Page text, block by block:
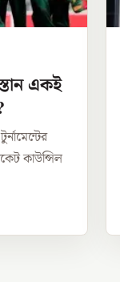
একই
কাউন্সিল